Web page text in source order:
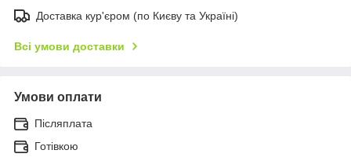
Доставка кур'єром (по Києву та Україні)
Всі умови доставки
Умови оплати
Післяплата
Готівкою